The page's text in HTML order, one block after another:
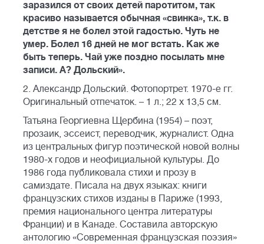
заразился от своих детей паротитом, так
красиво называется обычная «свинка», т.к. в
детстве я не болел этой гадостью. Чуть не
умер. Болел 16 дней не мог встать. Как же
быть теперь. Чай уже поздно посылать мне
записи. А? Дольский».
2. Александр Дольский. Фотопортрет. 1970-е гг.
Оригинальный отпечаток. – 1 л.; 22 х 13,5 см.
Татьяна Георгиевна Щербина (1954) – поэт,
прозаик, эссеист, переводчик, журналист. Одна
из центральных фигур поэтической новой волны
1980-х годов и неофициальной культуры. До
1986 года публиковала стихи и прозу в
самиздате. Писала на двух языках: книги
французских стихов изданы в Париже (1993,
премия национального центра литературы
Франции) и в Канаде. Составила авторскую
антологию «Современная французская поэзия»